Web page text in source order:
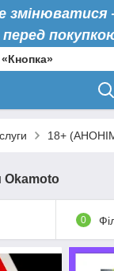
перед
«Кнопка»
18+
Okamoto
0